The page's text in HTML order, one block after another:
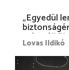
„Egyedül
más nélkül
Lovas Ildikó